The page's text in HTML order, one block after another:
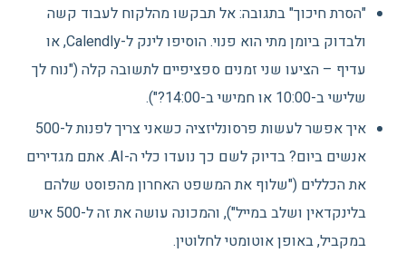
"הסרת חיכוך" בתגובה: אל תבקשו מהלקוח לעבוד קשה
ולבדוק ביומן מתי הוא פנוי. הוסיפו לינק ל-Calendly, או
עדיף – הציעו שני זמנים ספציפיים לתשובה קלה ("נוח לך
שלישי ב-10:00 או חמישי ב-14:00?").
איך אפשר לעשות פרסונליזציה כשאני צריך לפנות ל-500
אנשים ביום? בדיוק לשם כך נועדו כלי ה-AI. אתם מגדירים
את הכללים ("שלוף את המשפט האחרון מהפוסט שלהם
בלינקדאין ושלב במייל"), והמכונה עושה את זה ל-500 איש
במקביל, באופן אוטומטי לחלוטין.